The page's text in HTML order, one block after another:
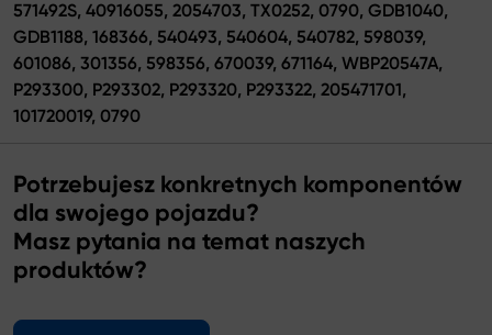
571492S, 40916055, 2054703, TX0252, 0790, GDB1040,
GDB1188, 168366, 540493, 540604, 540782, 598039,
601086, 301356, 598356, 670039, 671164, WBP20547A,
P293300, P293302, P293320, P293322, 205471701,
101720019, 0790
Potrzebujesz konkretnych komponentów
dla swojego pojazdu?
Masz pytania na temat naszych
produktów?